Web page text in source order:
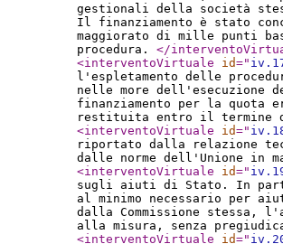
gestionali della società
Il finanziamento è stato
maggiorato di mille punti
procedura. </
<interventoVirtuale
id="
l'espletamento delle
nelle more dell'esecuzione
finanziamento per la quota
restituita entro il termine
<interventoVirtuale
id="
riportato dalla relazione
dalle norme dell'Unione in
<interventoVirtuale
id="
sugli aiuti di Stato. In
al minimo necessario per
dalla Commissione
alla misura, senza
<interventoVirtuale
id="